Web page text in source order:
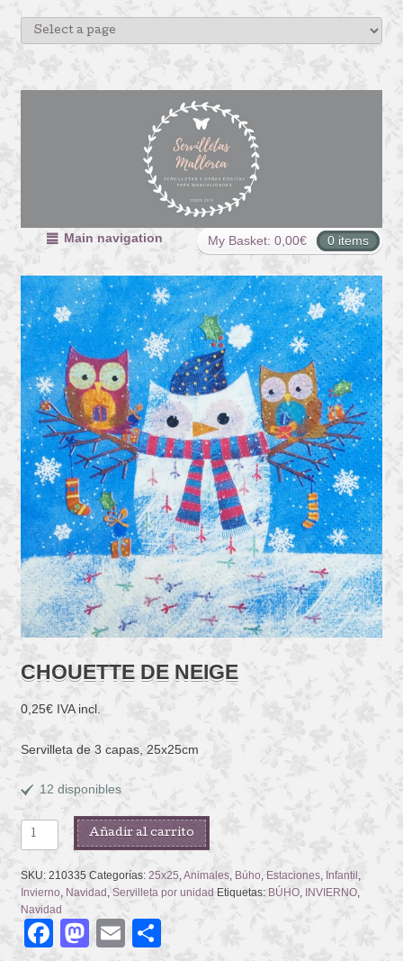
My Basket: 0,00€ 0 items
Main navigation
CHOUETTE DE NEIGE
0,25€ IVA incl.
Servilleta de 3 capas, 25x25cm
12 disponibles
CHOUETTE
DE
NEIGE
cantidad
Añadir al carrito
SKU: 210335 Categorías: 25x25,Animales, Búho, Estaciones, Infantil,
Invierno, Navidad, Servilleta por unidad Etiquetas: BÚHO, INVIERNO,
Navidad
Facebook
Mastodon
Email